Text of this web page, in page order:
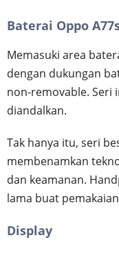
Baterai Oppo
Memasuki area
dengan dukungan
non-removable. Seri
diandalkan.
Tak hanya itu, seri
membenamkan
dan keamanan.
lama buat
Display